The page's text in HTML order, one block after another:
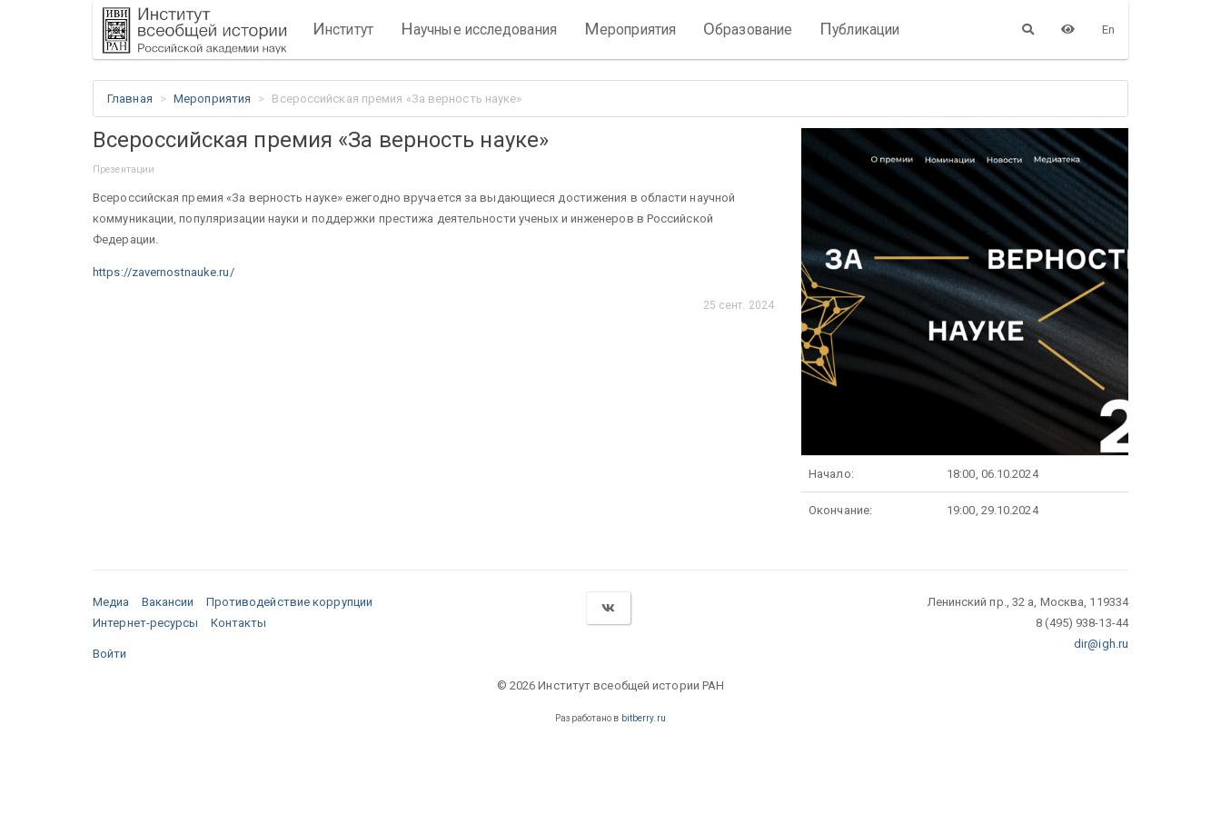
Институт Научные исследования Мероприятия Образование Публикации En
Главная Мероприятия Всероссийская премия «За верность науке»
Всероссийская премия «За верность науке»
Презентации
Всероссийская премия «За верность науке» ежегодно вручается за выдающиеся достижения в области научной
коммуникации, популяризации науки и поддержки престижа деятельности ученых и инженеров в Российской
Федерации.
https://zavernostnauke.ru/
25 сент. 2024
Начало: 18:00, 06.10.2024
Окончание: 19:00, 29.10.2024
Медиа Вакансии
Противодействие коррупции
Интернет-ресурсы
Контакты
Войти
Ленинский пр., 32 а, Москва, 119334
8 (495) 938-13-44
dir@igh.ru
© 2026 Институт всеобщей истории РАН
Разработано в bitberry.ru